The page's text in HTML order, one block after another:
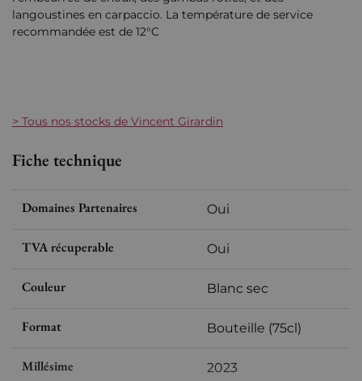
langoustines en carpaccio. La température de service
recommandée est de 12°C
> Tous nos stocks de Vincent Girardin
Fiche technique
Domaines Partenaires Oui
TVA récuperable Oui
Couleur Blanc sec
Format Bouteille (75cl)
Millésime 2023